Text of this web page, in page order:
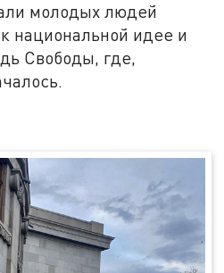
молодых людей
национальной идее и
Свободы, где,